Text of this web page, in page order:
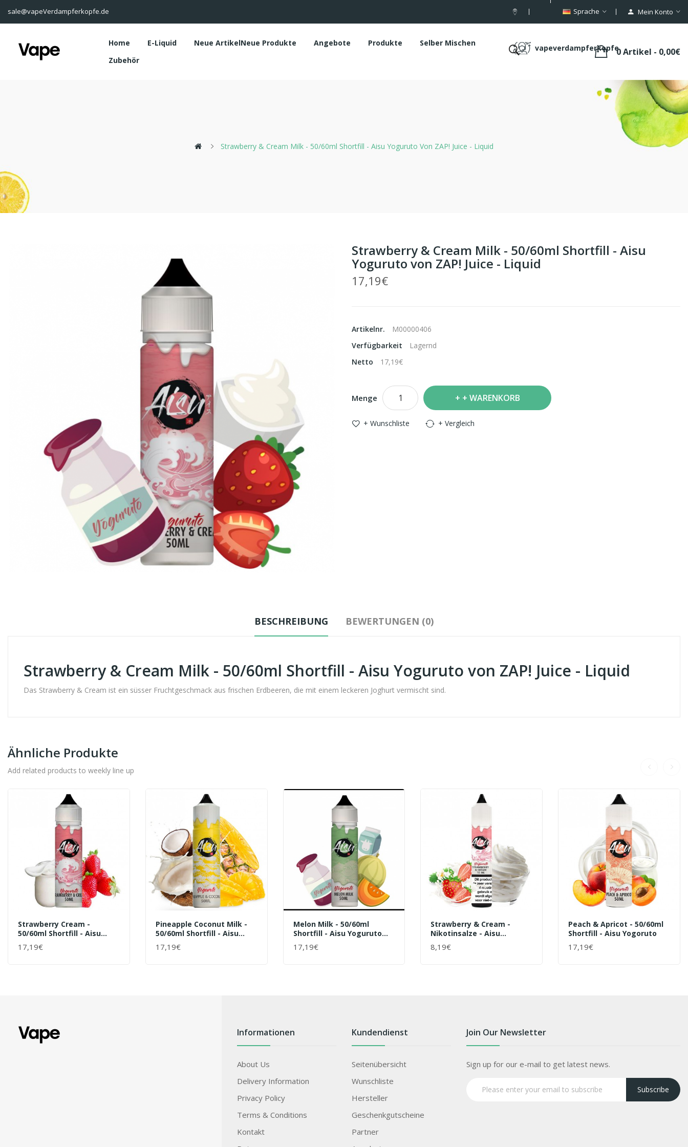
sale@vapeVerdampferkopfe.de Sprache Mein Konto
Home E-Liquid Neue ArtikelNeue Produkte Angebote Produkte
Selber Mischen
Zubehör
vapeverdampferkopfe0 Artikel - 0,00€
Strawberry & Cream Milk - 50/60ml Shortfill - Aisu Yoguruto Von ZAP! Juice - Liquid
Strawberry & Cream Milk - 50/60ml Shortfill - Aisu
Yoguruto von ZAP! Juice - Liquid
17,19€
Artikelnr.
M00000406
Verfügbarkeit
Lagernd
Netto
17,19€
Menge + WARENKORB
+ Wunschliste + Vergleich
BESCHREIBUNG BEWERTUNGEN (0)
Strawberry & Cream Milk - 50/60ml Shortfill - Aisu Yoguruto von ZAP! Juice - Liquid
Das Strawberry & Cream ist ein süsser Fruchtgeschmack aus frischen Erdbeeren, die mit einem leckeren Joghurt vermischt sind.
Ähnliche Produkte
Add related products to weekly line up
Strawberry Cream -
50/60ml Shortfill - Aisu
Juice - Liquid
17,19€
+ WARENKORB
Pineapple Coconut Milk -
50/60ml Shortfill - Aisu
Liquid
17,19€
+ WARENKORB
Melon Milk - 50/60ml
Shortfill - Aisu Yoguruto
17,19€
+ WARENKORB
Strawberry & Cream -
Nikotinsalze - Aisu
8,19€
+ WARENKORB
Peach & Apricot - 50/60ml
Shortfill - Aisu Yogoruto
17,19€
+ WARENKORB
Informationen
About Us
Delivery Information
Privacy Policy
Terms & Conditions
Kontakt
Kundendienst
Seitenübersicht
Wunschliste
Hersteller
Geschenkgutscheine
Partner
Join Our Newsletter
Sign up for our e-mail to get latest news.
Subscribe